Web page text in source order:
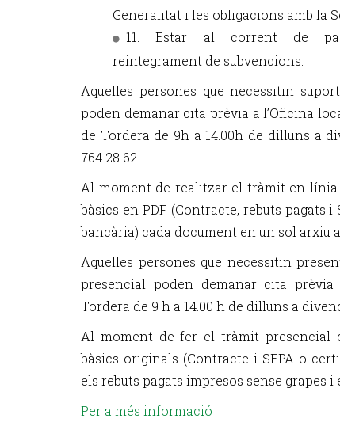
Generalitat i les obligacions amb la
11. Estar al corrent de
reintegrament de subvencions.
Aquelles persones que necessitin
poden demanar cita prèvia a l’Oficina
de Tordera de 9h a 14.00h de dilluns a
764 28 62.
Al moment de realitzar el tràmit en línia
bàsics en PDF (Contracte, rebuts pagats
bancària) cada document en un sol arxiu
Aquelles persones que necessitin
presencial poden demanar cita prèvia
Tordera de 9 h a 14.00 h de dilluns a
Al moment de fer el tràmit presencial
bàsics originals (Contracte i SEPA o
els rebuts pagats impresos sense grapes i
Per a més informació